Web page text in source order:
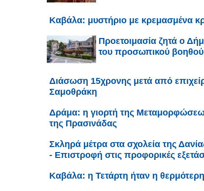
Καβάλα: μυστήριο με κρεμασμένα
Προετοιμασία ζητά ο
του προσωπικού
Διάσωση 15χρονης μετά από
Σαμοθράκη
Δράμα: η γιορτή της
της Πρασινάδας
Σκληρά μέτρα στα σχολεία της
- Επιστροφή στις προφορικές
Καβάλα: η Τετάρτη ήταν η